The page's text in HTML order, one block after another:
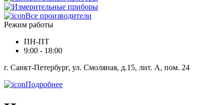
Все производители
Режим работы
ПН-ПТ
9:00 - 18:00
г. Санкт-Петербург, ул. Смоляная, д.15, лит. А, пом. 24
Подробнее